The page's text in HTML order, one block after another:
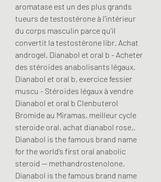
aromatase est un des plus grands
tueurs de testostérone à l’intérieur
du corps masculin parce qu’il
convertit la testostérone libr. Achat
androgel, Dianabol et oral b - Acheter
des stéroïdes anabolisants légaux.
Dianabol et oral b, exercice fessier
muscu - Stéroïdes légaux à vendre
Dianabol et oral b Clenbuterol
Bromide au Miramas, meilleur cycle
steroide oral, achat dianabol rose,.
Dianabol is the famous brand name
for the world’s first oral anabolic
steroid — methandrostenolone.
Dianabol is the famous brand name